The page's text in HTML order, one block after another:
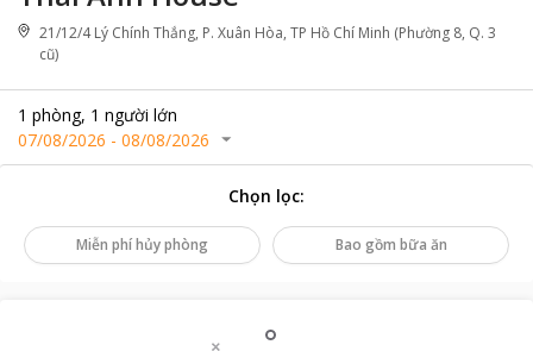
21/12/4 Lý Chính Thắng, P. Xuân Hòa, TP Hồ Chí Minh (Phường 8, Q. 3
cũ)
1 phòng, 1 người lớn
07/08/2026 - 08/08/2026
Chọn lọc:
Miễn phí hủy phòng Bao gồm bữa ăn